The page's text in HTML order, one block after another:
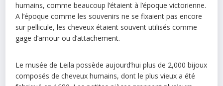
humains, comme beaucoup l’étaient à l’époque victorienne.
A l’époque comme les souvenirs ne se fixaient pas encore
sur pellicule, les cheveux étaient souvent utilisés comme
gage d’amour ou d’attachement.
Le musée de Leila possède aujourd’hui plus de 2,000 bijoux
composés de cheveux humains, dont le plus vieux a été